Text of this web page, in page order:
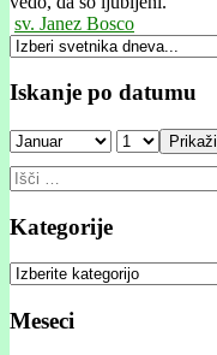
sv. Janez Bosco
Iskanje po datumu
Prikaži
Išči:
Kategorije
Kategorije
Meseci